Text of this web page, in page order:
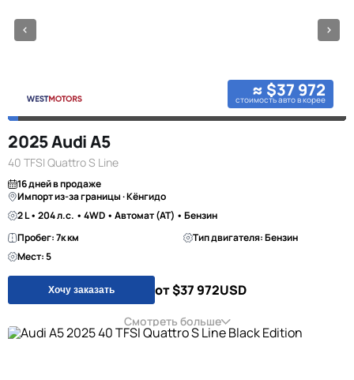
≈ $37 972
стоимость авто в корее
2025 Audi A5
40 TFSI Quattro S Line
16 дней в продаже
Импорт из-за границы · Кёнгидо
2 L • 204 л.с. • 4WD • Автомат (AT) • Бензин
Пробег: 7к км
Тип двигателя: Бензин
Мест: 5
Хочу заказать от $37 972USD
Смотреть больше